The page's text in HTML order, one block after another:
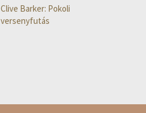
Clive Barker: Pokoli
versenyfutás